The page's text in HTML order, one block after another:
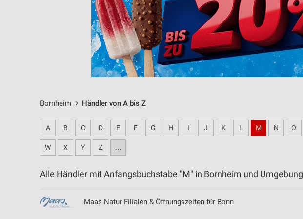
Bornheim Händler von A bis Z
A B C D E F G H I J K L M N O
W X Y Z ...
Alle Händler mit Anfangsbuchstabe "M" in Bornheim und Umgebung
Maas Natur Filialen & Öffnungszeiten für Bonn